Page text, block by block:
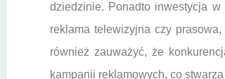
dziedzinie. Ponadto inwestycja
reklama telewizyjna czy
również zauważyć, że
kampanii reklamowych, co